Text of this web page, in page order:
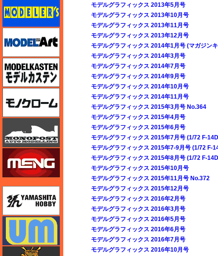
モデルグラフィックス 2013年5月号
モデルグラフィックス 2013年10月号
モデルグラフィックス 2013年11月号
モデルグラフィックス 2013年12月号
モデルグラフィックス 2014年1月号 (マガジン
モデルグラフィックス 2014年3月号
モデルグラフィックス 2014年7月号
モデルグラフィックス 2014年9月号
モデルグラフィックス 2014年10月号
モデルグラフィックス 2014年11月号
モデルグラフィックス 2015年3月号 No.364
モデルグラフィックス 2015年4月号
モデルグラフィックス 2015年6月号
モデルグラフィックス 2015年7月号 (1/72 F-
モデルグラフィックス 2015年7-9月号 (1/72 F-
モデルグラフィックス 2015年8月号 (1/72 F-
モデルグラフィックス 2015年10月号
モデルグラフィックス 2015年11月号 No.372
モデルグラフィックス 2015年12月号
モデルグラフィックス 2016年2月号
モデルグラフィックス 2016年3月号
モデルグラフィックス 2016年5月号
モデルグラフィックス 2016年6月号
モデルグラフィックス 2016年7月号
モデルグラフィックス 2016年10月号
モデルアート
モンモデル（MENG MODEL）
ライオンロア（LionRoar）